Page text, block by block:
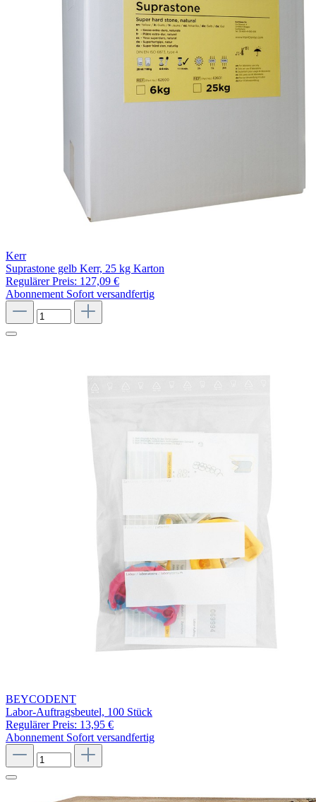
Kerr
Suprastone gelb Kerr, 25 kg Karton
Regulärer Preis: 127,09 €
Abonnement Sofort versandfertig
BEYCODENT
Labor-Auftragsbeutel, 100 Stück
Regulärer Preis: 13,95 €
Abonnement Sofort versandfertig